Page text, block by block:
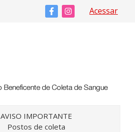
Acessar
AVISO IMPORTANTE
Postos de coleta